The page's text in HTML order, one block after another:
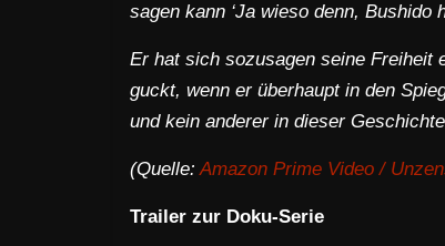
sagen kann ‘Ja wieso denn, Bushido
Er hat sich sozusagen seine Freiheit
guckt, wenn er überhaupt in den
und kein anderer in dieser
(Quelle:Amazon Prime Video /
Trailer zur Doku-Serie